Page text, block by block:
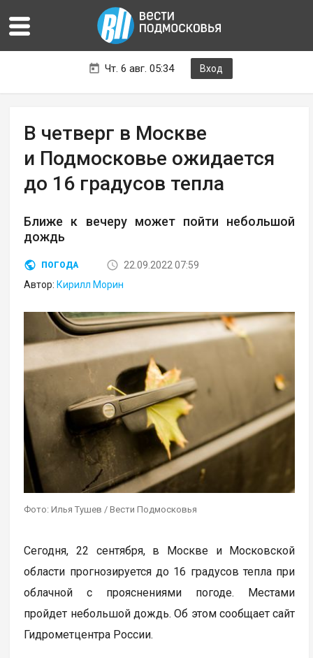
Чт. 6 авг. 05:34 Вход
В четверг в Москве
и Подмосковье ожидается
до 16 градусов тепла
Ближе к вечеру может пойти небольшой
дождь
ПОГОДА
22.09.2022 07:59
Автор: Кирилл Морин
Фото: Илья Тушев / Вести Подмосковья
Сегодня, 22 сентября, в Москве и Московской
области прогнозируется до 16 градусов тепла при
облачной с прояснениями погоде. Местами
пройдет небольшой дождь. Об этом сообщает сайт
Гидрометцентра России.